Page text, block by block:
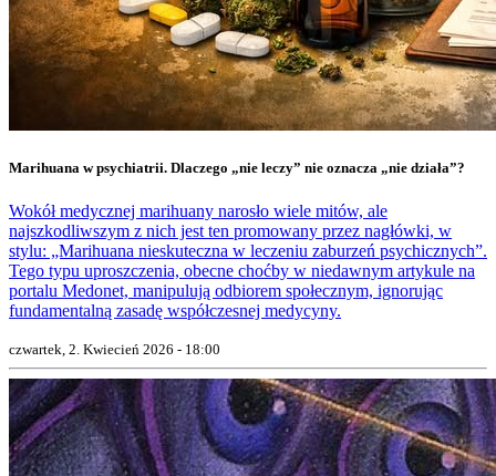
Marihuana w psychiatrii. Dlaczego „nie leczy” nie oznacza „nie działa”?
Wokół medycznej marihuany narosło wiele mitów, ale
najszkodliwszym z nich jest ten promowany przez nagłówki, w
stylu: „Marihuana nieskuteczna w leczeniu zaburzeń psychicznych”.
Tego typu uproszczenia, obecne choćby w niedawnym artykule na
portalu Medonet, manipulują odbiorem społecznym, ignorując
fundamentalną zasadę współczesnej medycyny.
czwartek, 2. Kwiecień 2026 - 18:00